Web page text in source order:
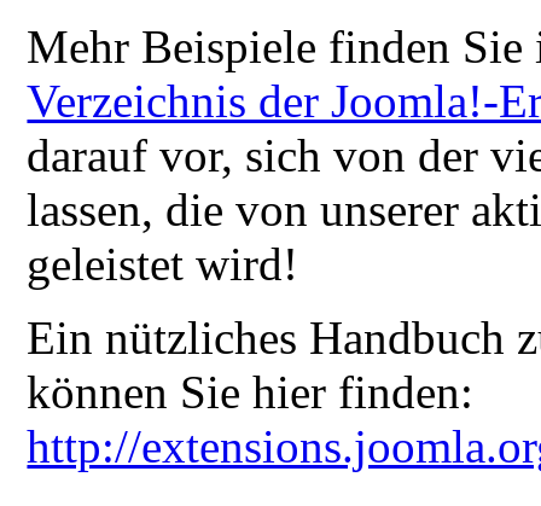
Mehr Beispiele finden Sie
Verzeichnis der Joomla!-
darauf vor, sich von der
lassen, die von unserer
geleistet wird!
Ein nützliches Handbuch
können Sie hier finden:
http://